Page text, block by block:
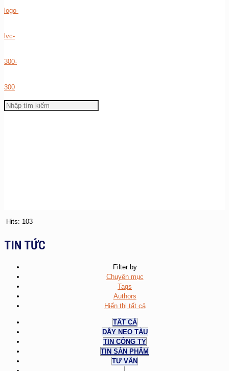
Hits: 103
TIN TỨC
Filter by
Chuyên mục
Tags
Authors
Hiển thị tất cả
TẤT CẢ
DÂY NEO TÀU
TIN CÔNG TY
TIN SẢN PHẨM
TƯ VẤN